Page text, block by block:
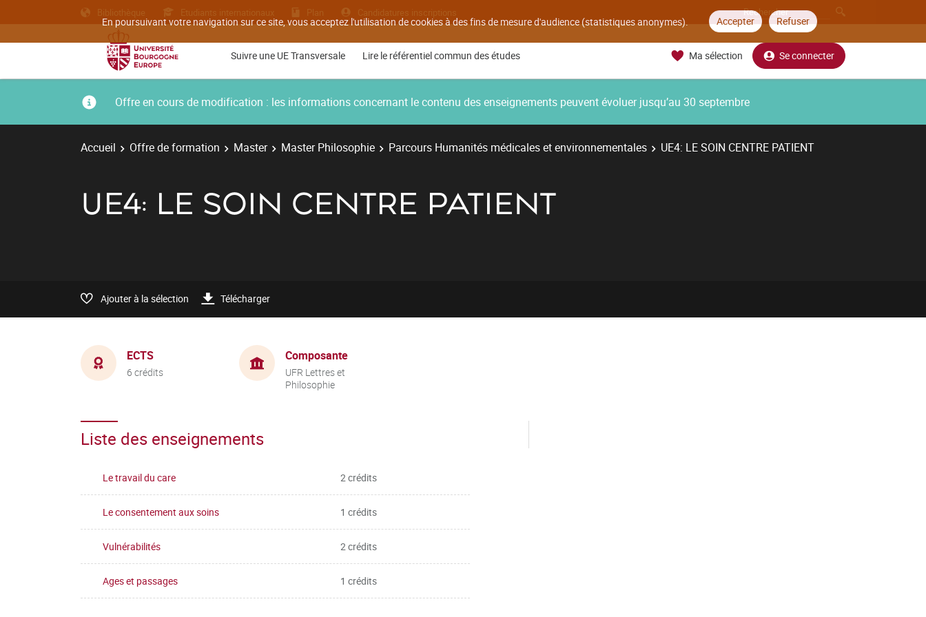
En poursuivant votre navigation sur ce site, vous acceptez l'utilisation de cookies à des fins de mesure d'audience (statistiques anonymes). Accepter Refuser
Bibliothèque Etudiants internationaux Plan Candidatures inscriptions
Suivre une UE Transversale Lire le référentiel commun des études Ma sélection Se connecter
Offre en cours de modification : les informations concernant le contenu des enseignements peuvent évoluer jusqu’au 30 septembre
Accueil Offre de formation Master Master Philosophie Parcours Humanités médicales et environnementales UE4: LE SOIN CENTRE PATIENT
UE4: LE SOIN CENTRE PATIENT
Ajouter à la sélection Télécharger
ECTS
6 crédits
Composante
UFR Lettres et
Philosophie
Liste des enseignements
Le travail du care 2 crédits
Le consentement aux soins 1 crédits
Vulnérabilités 2 crédits
Ages et passages 1 crédits